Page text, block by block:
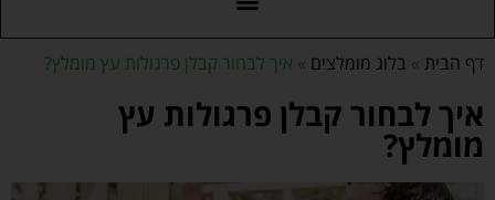
דף הבית » בלוג מומלצים » איך לבחור קבלן פרגולות עץ מומלץ?
איך לבחור קבלן פרגולות עץ
מומלץ?